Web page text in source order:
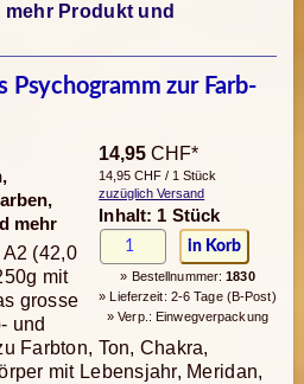
mehr Produkt und
Psychogramm zur Farb-
14,95 CHF*
14,95 CHF / 1 Stück
zuzüglich Versand
Inhalt: 1 Stück
» Bestellnummer:1830
» Lieferzeit: 2-6 Tage (B-Post)
» Verp.: Einwegverpackung
mehr
A2 (42,0
mit
grosse
und
Farbton, Ton, Chakra,
mit Lebensjahr, Meridan,